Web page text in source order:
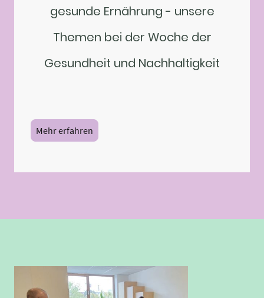
gesunde Ernährung - unsere
Themen bei der Woche der
Gesundheit und Nachhaltigkeit
Mehr erfahren